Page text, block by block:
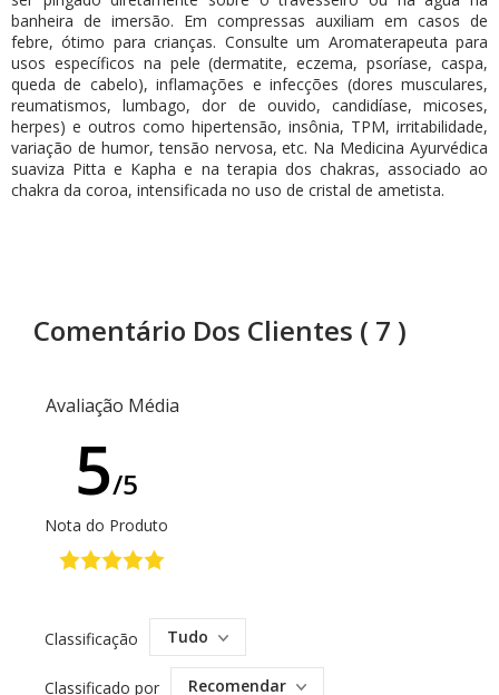
banheira de imersão. Em compressas auxiliam em casos de
febre, ótimo para crianças. Consulte um Aromaterapeuta para
usos específicos na pele (dermatite, eczema, psoríase, caspa,
queda de cabelo), inflamações e infecções (dores musculares,
reumatismos, lumbago, dor de ouvido, candidíase, micoses,
herpes) e outros como hipertensão, insônia, TPM, irritabilidade,
variação de humor, tensão nervosa, etc. Na Medicina Ayurvédica
suaviza Pitta e Kapha e na terapia dos chakras, associado ao
chakra da coroa, intensificada no uso de cristal de ametista.
Comentário Dos Clientes ( 7 )
Avaliação Média
5/5
Nota do Produto
Classificação Tudo
Classificado por Recomendar